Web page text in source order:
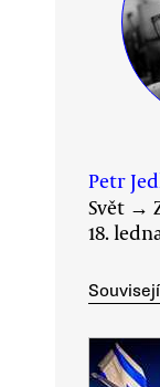
Petr
Svět →
18.